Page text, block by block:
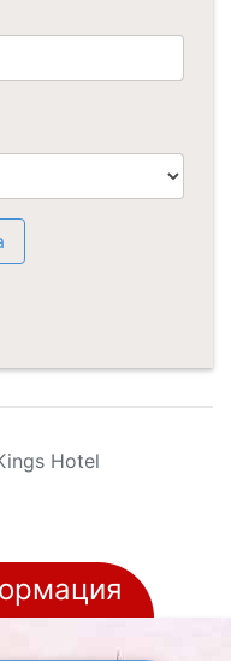
Hotel